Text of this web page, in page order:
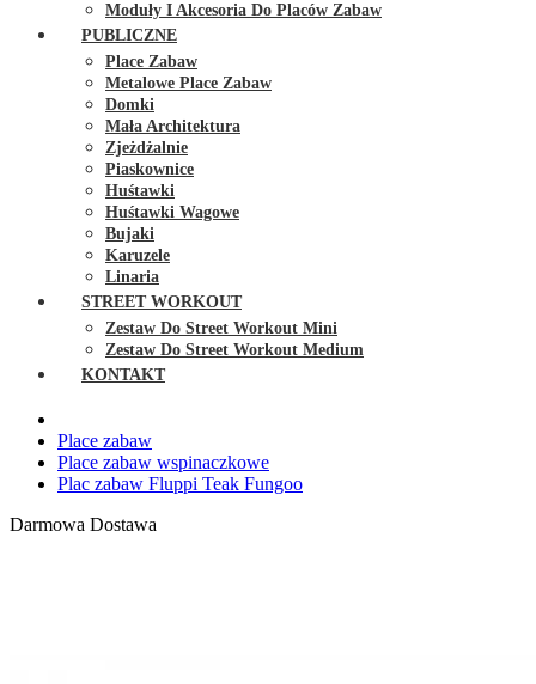
Moduły I Akcesoria Do Placów Zabaw
PUBLICZNE
Place Zabaw
Metalowe Place Zabaw
Domki
Mała Architektura
Zjeżdżalnie
Piaskownice
Huśtawki
Huśtawki Wagowe
Bujaki
Karuzele
Linaria
STREET WORKOUT
Zestaw Do Street Workout Mini
Zestaw Do Street Workout Medium
KONTAKT
Place zabaw
Place zabaw wspinaczkowe
Plac zabaw Fluppi Teak Fungoo
Darmowa Dostawa